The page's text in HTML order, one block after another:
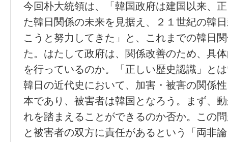
今回朴大統領は、「韓国政府は建国以来、
た韓日関係の未来を見据え、２１世紀の韓
こうと努力してきた」と、これまでの韓日
た。はたして政府は、関係改善のため、具
を行っているのか。「正しい歴史認識」と
韓日の近代史において、加害・被害の関係
本であり、被害者は韓国となろう。まず、
れを踏まえることができるのか否か。この
と被害者の双方に責任があるという「両非